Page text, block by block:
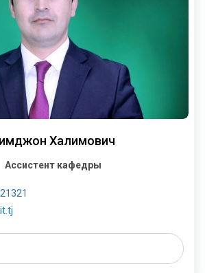
Халимович
Ассистент кафедры